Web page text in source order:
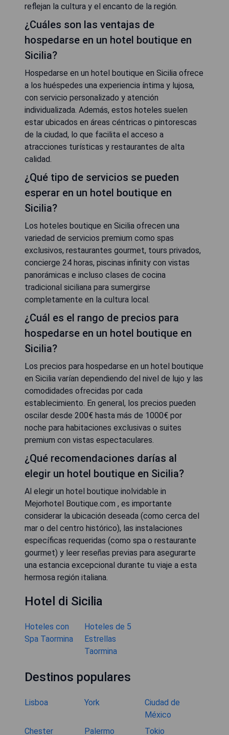
reflejan la cultura y el encanto de la región.
¿Cuáles son las ventajas de
hospedarse en un hotel boutique en
Sicilia?
Hospedarse en un hotel boutique en Sicilia ofrece
a los huéspedes una experiencia íntima y lujosa,
con servicio personalizado y atención
individualizada. Además, estos hoteles suelen
estar ubicados en áreas céntricas o pintorescas
de la ciudad, lo que facilita el acceso a
atracciones turísticas y restaurantes de alta
calidad.
¿Qué tipo de servicios se pueden
esperar en un hotel boutique en
Sicilia?
Los hoteles boutique en Sicilia ofrecen una
variedad de servicios premium como spas
exclusivos, restaurantes gourmet, tours privados,
concierge 24 horas, piscinas infinity con vistas
panorámicas e incluso clases de cocina
tradicional siciliana para sumergirse
completamente en la cultura local.
¿Cuál es el rango de precios para
hospedarse en un hotel boutique en
Sicilia?
Los precios para hospedarse en un hotel boutique
en Sicilia varían dependiendo del nivel de lujo y las
comodidades ofrecidas por cada
establecimiento. En general, los precios pueden
oscilar desde 200€ hasta más de 1000€ por
noche para habitaciones exclusivas o suites
premium con vistas espectaculares.
¿Qué recomendaciones darías al
elegir un hotel boutique en Sicilia?
Al elegir un hotel boutique inolvidable in
Mejorhotel Boutique.com , es importante
considerar la ubicación deseada (como cerca del
mar o del centro histórico), las instalaciones
específicas requeridas (como spa o restaurante
gourmet) y leer reseñas previas para asegurarte
una estancia excepcional durante tu viaje a esta
hermosa región italiana.
Hotel di Sicilia
Hoteles con
Spa Taormina
Hoteles de 5
Estrellas
Taormina
Destinos populares
Lisboa York
Ciudad de
México
Chester
Palermo Tokio